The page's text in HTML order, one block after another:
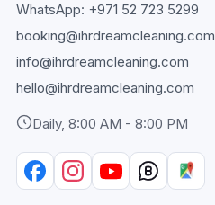
WhatsApp: +971 52 723 5299
booking@ihrdreamcleaning.com
info@ihrdreamcleaning.com
hello@ihrdreamcleaning.com
Daily, 8:00 AM - 8:00 PM